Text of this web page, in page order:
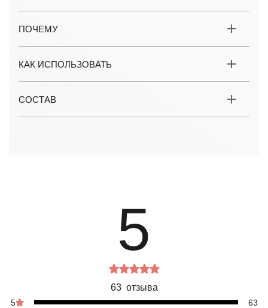
ПОЧЕМУ
КАК ИСПОЛЬЗОВАТЬ
СОСТАВ
5
63 отзыва
5 63